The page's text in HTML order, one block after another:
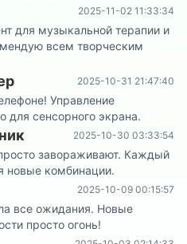
2025-11-02 11:33:34
для музыкальной терапии и
всем творческим
2025-10-31 21:47:40
Управление
для сенсорного экрана.
2025-10-30 03:33:54
завораживают. Каждый
новые комбинации.
2025-10-09 00:15:57
все ожидания. Новые
просто огонь!